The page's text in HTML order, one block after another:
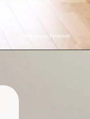
Reproduçao: Pinterest